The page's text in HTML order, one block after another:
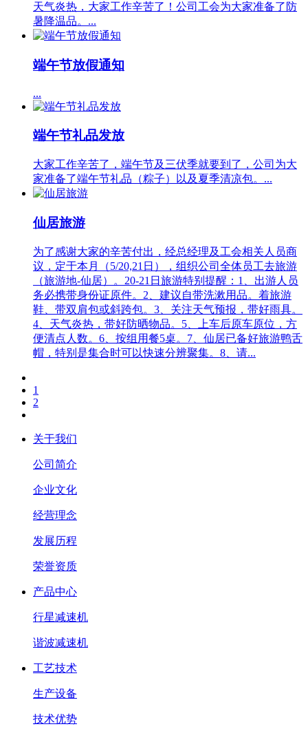
天气炎热，大家工作辛苦了！公司工会为大家准备了防
暑降温品。...
端午节放假通知
...
端午节礼品发放
大家工作辛苦了，端午节及三伏季就要到了，公司为大
家准备了端午节礼品（粽子）以及夏季清凉包。...
仙居旅游
为了感谢大家的辛苦付出，经总经理及工会相关人员商
议，定于本月（5/20,21日），组织公司全体员工去旅游
（旅游地-仙居）。20-21日旅游特别提醒：1、出游人员
务必携带身份证原件。2、建议自带洗漱用品。着旅游
鞋、带双肩包或斜跨包。3、关注天气预报，带好雨具。
4、天气炎热，带好防晒物品。5、上车后原车原位，方
便清点人数。6、按组用餐5桌。7、仙居已备好旅游鸭舌
帽，特别是集合时可以快速分辨聚集。8、请...
1
2
关于我们
公司简介
企业文化
经营理念
发展历程
荣誉资质
产品中心
行星减速机
谐波减速机
工艺技术
生产设备
技术优势